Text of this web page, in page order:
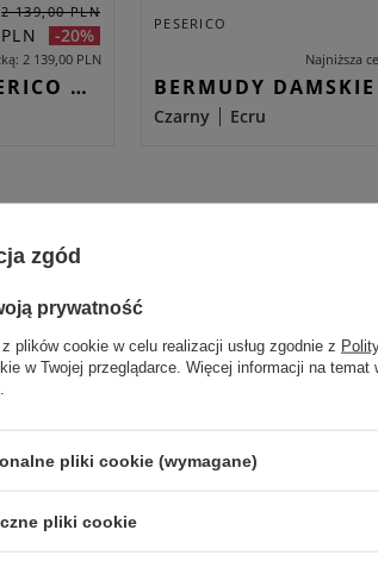
2 139,00 PLN
-20%
2 139,00 PLN
BERMUDY DAMSKIE LNIANE PESERICO BRĄZOWY REGULAR
PESERICO
Najniższa
Czarny Ecru
Zapisz się
aby otrzymywać
zgód
prywatność
plików cookie w celu realizacji usług zgodnie z
w Twojej przeglądarce. Więcej informacji na
pliki cookie (wymagane)
pliki cookie